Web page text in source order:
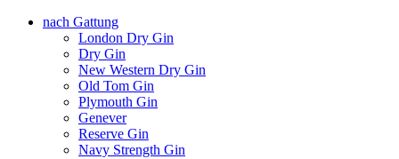
nach Gattung
London Dry Gin
Dry Gin
New Western Dry Gin
Old Tom Gin
Plymouth Gin
Genever
Reserve Gin
Navy Strength Gin